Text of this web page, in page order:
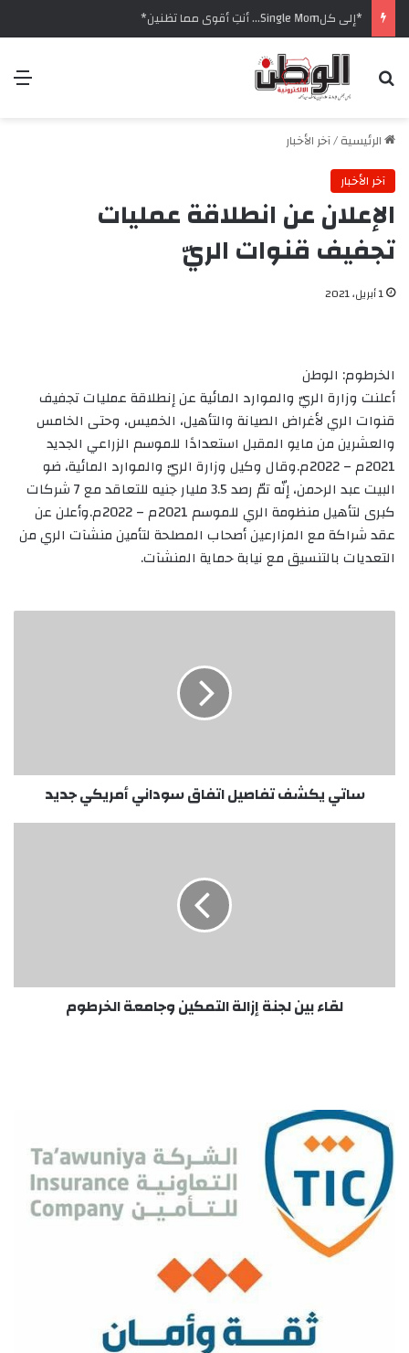
‏*إلى كلSingle Mom… أنتِ أقوى مما تظنين*
بحث عن
الرئيسية/آخر الأخبار
آخر الأخبار
الإعلان عن انطلاقة عمليات
تجفيف قنوات الريّ
1 أبريل، 2021
الخرطوم: الوطن
أعلنت وزارة الريّ والموارد المائية عن إنطلاقة عمليات تجفيف
قنوات الري لأغراض الصيانة والتأهيل، الخميس، وحتى الخامس
والعشرين من مايو المقبل استعدادًا للموسم الزراعي الجديد
2021م – 2022م.وقال وكيل وزارة الريّ والموارد المائية، ضو
البيت عبد الرحمن، إنّه تمّ رصد 3.5 مليار جنيه للتعاقد مع 7 شركات
كبرى لتأهيل منظومة الري للموسم 2021م – 2022م.وأعلن عن
عقد شراكة مع المزارعين أصحاب المصلحة لتأمين منشآت الري من
التعديات بالتنسيق مع نيابة حماية المنشآت.
ساتي
ساتي يكشف تفاصيل اتفاق سوداني أمريكي جديد
لقاء بين لجنة إزالة التمكين وجامعة الخرطوم